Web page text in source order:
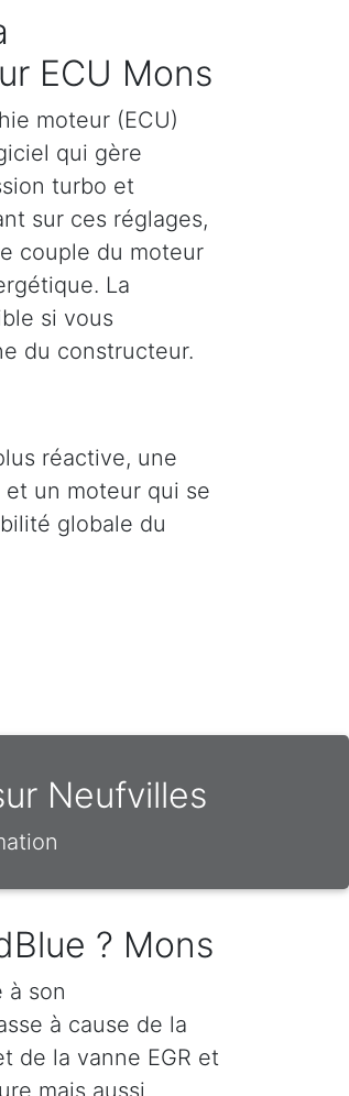
ECU Mons
moteur (ECU)
qui gère
turbo et
sur ces réglages,
couple du moteur
La
si vous
du constructeur.
réactive, une
et un moteur qui se
globale du
Neufvilles
? Mons
à son
à cause de la
de la vanne EGR et
mais aussi